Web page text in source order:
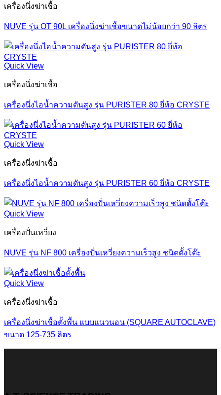
เครื่องนึ่งฆ่าเชื้อ
NUVE รุ่น OT 90L เครื่องนึ่งฆ่าเชื้อขนาดไม่น้อยกว่า 90 ลิตร
Quick View
เครื่องนึ่งฆ่าเชื้อ
เครื่องนึ่งไอน้ำความดันสูง รุ่น PURISTER 80 ยี่ห้อ CRYSTE
Quick View
เครื่องนึ่งฆ่าเชื้อ
เครื่องนึ่งไอน้ำความดันสูง รุ่น PURISTER 60 ยี่ห้อ CRYSTE
Quick View
เครื่องปั่นเหวี่ยง
NUVE รุ่น NF 800 เครื่องปั่นเหวี่ยงความเร็วสูง ชนิดตั้งโต๊ะ
Quick View
เครื่องนึ่งฆ่าเชื้อ
เครื่องนึ่งฆ่าเชื้อตั้งพื้น แบบแนวนอน (SQUARE AUTOCLAVE)
ขนาด 125-735 ลิตร